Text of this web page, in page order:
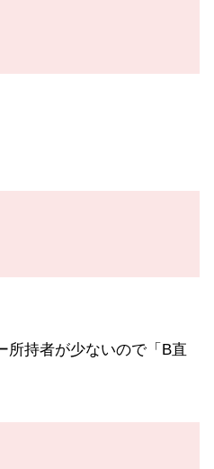
所持者が少ないので「B直